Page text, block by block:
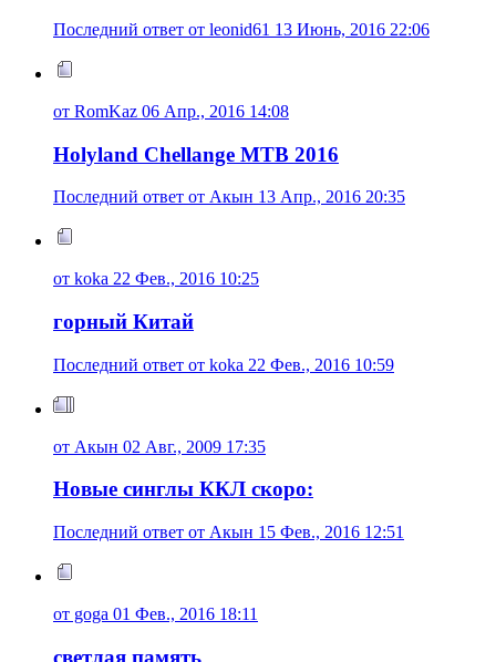
Последний ответ от leonid61 13 Июнь, 2016 22:06
от RomKaz 06 Апр., 2016 14:08
Holyland Chellange MTB 2016
Последний ответ от Акын 13 Апр., 2016 20:35
от koka 22 Фев., 2016 10:25
горный Китай
Последний ответ от koka 22 Фев., 2016 10:59
от Акын 02 Авг., 2009 17:35
Новые синглы ККЛ скоро:
Последний ответ от Акын 15 Фев., 2016 12:51
от goga 01 Фев., 2016 18:11
светлая память